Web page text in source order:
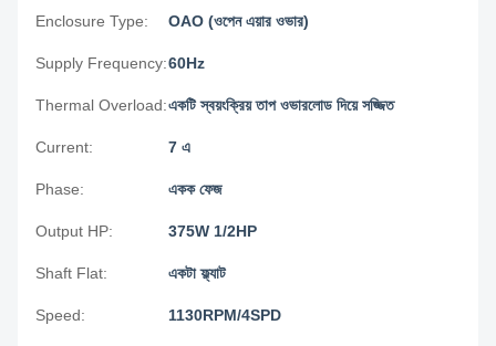
Enclosure Type: OAO (ওপেন এয়ার ওভার)
Supply Frequency:60Hz
Thermal Overload:একটি স্বয়ংক্রিয় তাপ ওভারলোড দিয়ে সজ্জিত
Current: 7 এ
Phase: একক ফেজ
Output HP: 375W 1/2HP
Shaft Flat: একটা ফ্ল্যাট
Speed: 1130RPM/4SPD